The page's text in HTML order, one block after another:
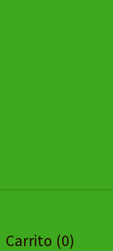
Carrito (0)